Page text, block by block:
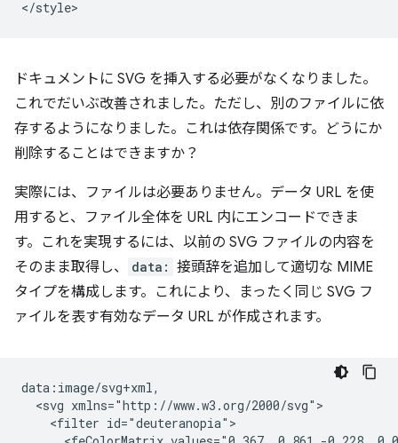
ドキュメントに SVG を挿入する必要がなくなりました。
これでだいぶ改善されました。ただし、別のファイルに依
存するようになりました。これは依存関係です。どうにか
削除することはできますか？
実際には、ファイルは必要ありません。データ URL を使
用すると、ファイル全体を URL 内にエンコードできま
す。これを実現するには、以前の SVG ファイルの内容を
そのまま取得し、
data: 接頭辞を追加して適切な MIME
タイプを構成します。これにより、まったく同じ SVG フ
ァイルを表す有効なデータ URL が作成されます。
data:image/svg+xml,
  <svg xmlns="http://www.w3.org/2000/svg">
    <filter id="deuteranopia">